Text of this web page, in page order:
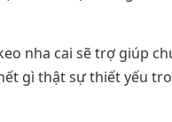
nha cai sẽ trợ giúp
gì thật sự thiết yếu